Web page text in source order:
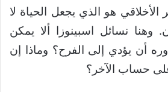
هو الذي يجعل الحياة لا
وهنا نسائل اسبينوزا ألا يمكن
أن يؤدي إلى الفرح؟ وماذا إن
حساب الآخر؟